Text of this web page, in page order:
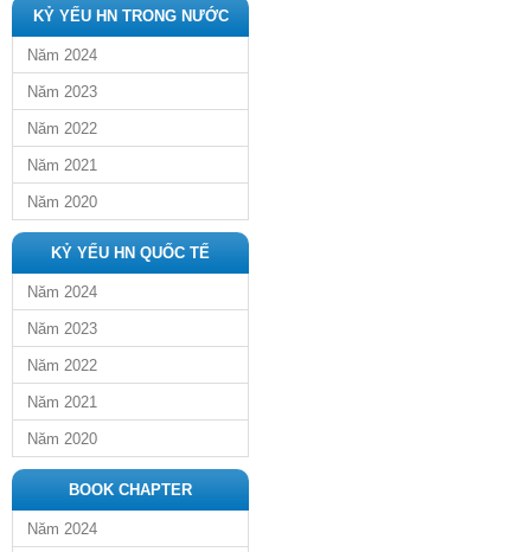
KỶ YẾU HN TRONG NƯỚC
Năm 2024
Năm 2023
Năm 2022
Năm 2021
Năm 2020
KỶ YẾU HN QUỐC TẾ
Năm 2024
Năm 2023
Năm 2022
Năm 2021
Năm 2020
BOOK CHAPTER
Năm 2024